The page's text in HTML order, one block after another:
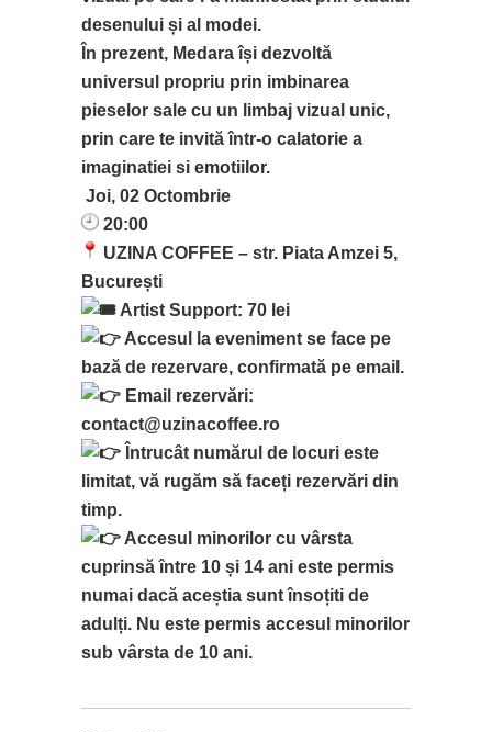
desenului și al modei.
În prezent, Medara își dezvoltă
universul propriu prin imbinarea
pieselor sale cu un limbaj vizual unic,
prin care te invită într-o calatorie a
imaginatiei si emotiilor.
Joi, 02 Octombrie
20:00
UZINA COFFEE – str. Piata Amzei 5,
București
Artist Support: 70 lei
Accesul la eveniment se face pe
bază de rezervare, confirmată pe email.
Email rezervări:
contact@uzinacoffee.ro
Întrucât numărul de locuri este
limitat, vă rugăm să faceți rezervări din
timp.
Accesul minorilor cu vârsta
cuprinsă între 10 și 14 ani este permis
numai dacă aceștia sunt însoțiti de
adulți. Nu este permis accesul minorilor
sub vârsta de 10 ani.